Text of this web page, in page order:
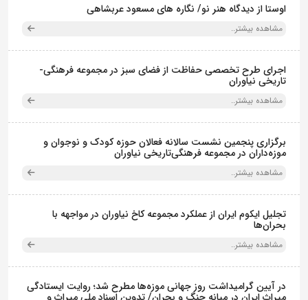
اوستا از دیدگاه هنر نو/ نگاره های مسعود عربشاهی
مشاهده بیشتر..
اجرای طرح تخصصی حفاظت از فضای سبز در مجموعه فرهنگی-
تاریخی نیاوران
مشاهده بیشتر..
برگزاری پنجمین نشست سالانه فعالان حوزه کودک و نوجوان و
موزه‌داران در مجموعه فرهنگی‌تاریخی نیاوران
مشاهده بیشتر..
تجلیل ایکوم ایران از عملکرد مجموعه کاخ نیاوران در مواجهه با
بحران‌ها
مشاهده بیشتر..
در آیین گرامیداشت روز جهانی موزه‌ها مطرح شد؛ روایت ایستادگی